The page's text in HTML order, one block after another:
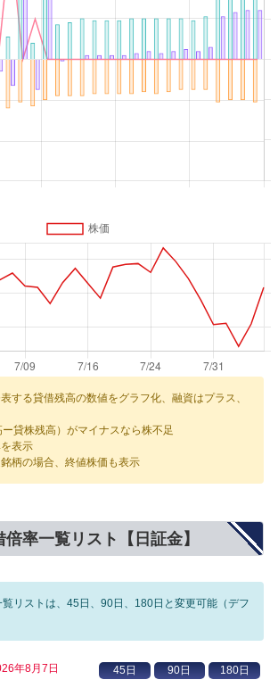
する貸借残高の数値をグラフ化、融資はプラス、
貸株残高）がマイナスなら株不足
を表示
銘柄の場合、終値株価も表示
率一覧リスト【日証金】
リストは、45日、90日、180日と変更可能（デフ
年8月7日